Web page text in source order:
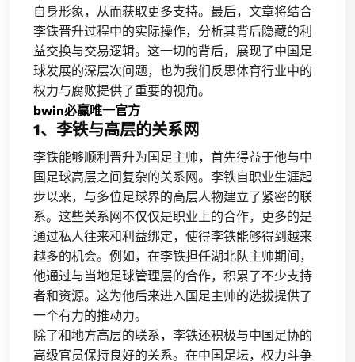
自身形象，从而获取更多支持。最后，文章将结合
李铁晋升过程中的实际操作，分析其背后隐藏的利
益交换与交易逻辑。这一切的背后，展现了中国足
球发展的深层次问题，也为我们反思体育行业中的
权力与腐败提供了重要的视角。
bwin必赢唯一官方
1、李铁与高层的关系网
李铁能够顺利晋升为国足主帅，首先得益于他与中
国足球高层之间复杂的关系网。李铁自职业生涯起
步以来，与多位足球界的高层人物建立了紧密的联
系。这些关系网不仅仅是职业上的合作，更多的是
通过私人往来和利益绑定，使得李铁能够得到越来
越多的机会。例如，在李铁担任湖北队主帅期间，
他通过与当地足球管理层的合作，积累了不少支持
者和资源。这为他后来进入国足主帅的选拔提供了
一个有力的推动力。
除了和地方高层的联系，李铁还积极与中国足协的
高级官员保持良好的关系。在中国足坛，权力斗争